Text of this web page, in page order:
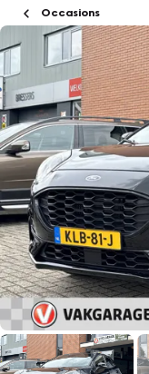
Occasions